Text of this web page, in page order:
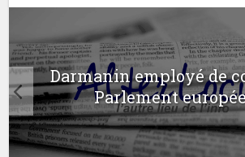
Darmanin employé de
Parlement